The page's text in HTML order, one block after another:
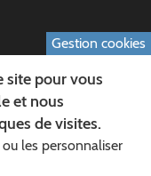
L'AISNE
Gestion cookies
site pour vous
et nous
de visites.
les personnaliser